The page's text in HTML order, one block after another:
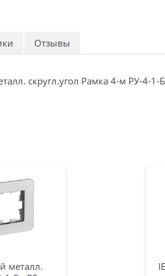
Отзывы
скругл.угол Рамка 4-м РУ-
металл.